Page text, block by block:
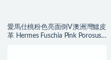
愛馬仕桃粉色亮面倒V澳洲灣鱷皮
革 Hermes Fuschia Pink Porosus